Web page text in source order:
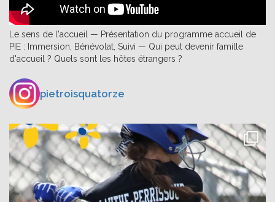
Le sens de l'accueil — Présentation du programme accueil de
PIE : Immersion, Bénévolat, Suivi — Qui peut devenir famille
d'accueil ? Quels sont les hôtes étrangers ?
pietroisquatorze